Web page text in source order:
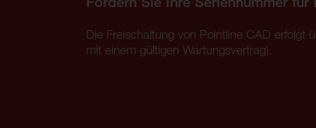
Die Freischaltung von Pointline CAD erfolgt
mit einem gültigen Wartungsvertrag).